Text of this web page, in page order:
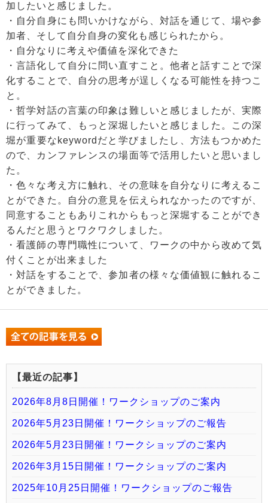
加したいと感じました。
・自分自身にも問いかけながら、対話を通じて、場や参
加者、そして自分自身の変化も感じられたから。
・自分なりに考えや価値を深化できた
・言語化して自分に問い直すこと。他者と話すことで深
化することで、自分の思考が逞しくなる可能性を持つこ
と。
・哲学対話の言葉の印象は難しいと感じましたが、実際
に行ってみて、もっと深堀したいと感じました。この深
堀が重要なkeywordだと学びましたし、方法もつかめた
ので、カンファレンスの場面等で活用したいと思いまし
た。
・色々な考え方に触れ、その意味を自分なりに考えるこ
とができた。自分の意見を伝えられなかったのですが、
同意することもありこれからもっと深堀することができ
るんだと思うとワクワクしました。
・看護師の専門職性について、ワークの中から改めて気
付くことが出来ました
・対話をすることで、参加者の様々な価値観に触れるこ
とができました。
【最近の記事】
2026年8月8日開催！ワークショップのご案内
2026年5月23日開催！ワークショップのご報告
2026年5月23日開催！ワークショップのご案内
2026年3月15日開催！ワークショップのご案内
2025年10月25日開催！ワークショップのご報告